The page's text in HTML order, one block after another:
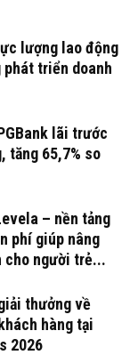
lượng lao động
phát triển doanh
lãi trước
tăng 65,7% so
– nền tảng
phí giúp nâng
cho người trẻ...
thưởng về
hàng tại
2026